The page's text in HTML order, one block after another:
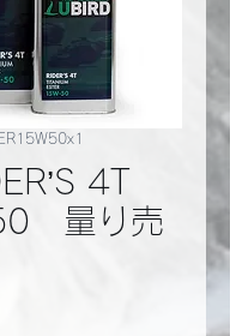
4T
量り売